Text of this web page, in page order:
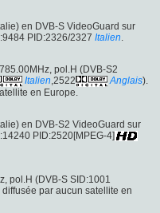
en DVB-S VideoGuard sur
PID:2326/2327 Italien.
pol.H (DVB-S2
Italien,2522 Anglais).
en Europe.
en DVB-S2 VideoGuard sur
PID:2520[MPEG-4]
pol.H (DVB-S SID:1001
par aucun satellite en